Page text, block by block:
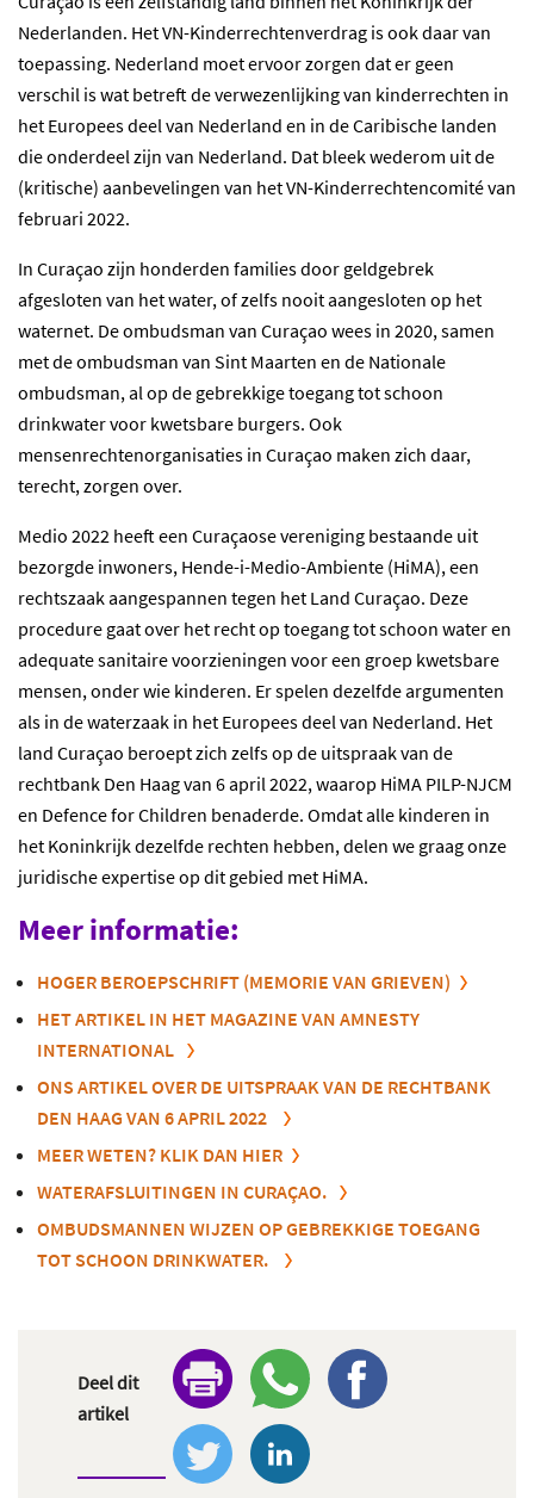
Nederlanden. Het VN-Kinderrechtenverdrag is ook daar van
toepassing. Nederland moet ervoor zorgen dat er geen
verschil is wat betreft de verwezenlijking van kinderrechten in
het Europees deel van Nederland en in de Caribische landen
die onderdeel zijn van Nederland. Dat bleek wederom uit de
(kritische) aanbevelingen van het VN-Kinderrechtencomité van
februari 2022.
In Curaçao zijn honderden families door geldgebrek
afgesloten van het water, of zelfs nooit aangesloten op het
waternet. De ombudsman van Curaçao wees in 2020, samen
met de ombudsman van Sint Maarten en de Nationale
ombudsman, al op de gebrekkige toegang tot schoon
drinkwater voor kwetsbare burgers. Ook
mensenrechtenorganisaties in Curaçao maken zich daar,
terecht, zorgen over.
Medio 2022 heeft een Curaçaose vereniging bestaande uit
bezorgde inwoners, Hende-i-Medio-Ambiente (HiMA), een
rechtszaak aangespannen tegen het Land Curaçao. Deze
procedure gaat over het recht op toegang tot schoon water en
adequate sanitaire voorzieningen voor een groep kwetsbare
mensen, onder wie kinderen. Er spelen dezelfde argumenten
als in de waterzaak in het Europees deel van Nederland. Het
land Curaçao beroept zich zelfs op de uitspraak van de
rechtbank Den Haag van 6 april 2022, waarop HiMA PILP-NJCM
en Defence for Children benaderde. Omdat alle kinderen in
het Koninkrijk dezelfde rechten hebben, delen we graag onze
juridische expertise op dit gebied met HiMA.
Meer informatie:
HOGER BEROEPSCHRIFT (MEMORIE VAN GRIEVEN)
HET ARTIKEL IN HET MAGAZINE VAN AMNESTY
INTERNATIONAL
ONS ARTIKEL OVER DE UITSPRAAK VAN DE RECHTBANK
DEN HAAG VAN 6 APRIL 2022
MEER WETEN? KLIK DAN HIER
WATERAFSLUITINGEN IN CURAÇAO.
OMBUDSMANNEN WIJZEN OP GEBREKKIGE TOEGANG
TOT SCHOON DRINKWATER.
Deel dit
artikel